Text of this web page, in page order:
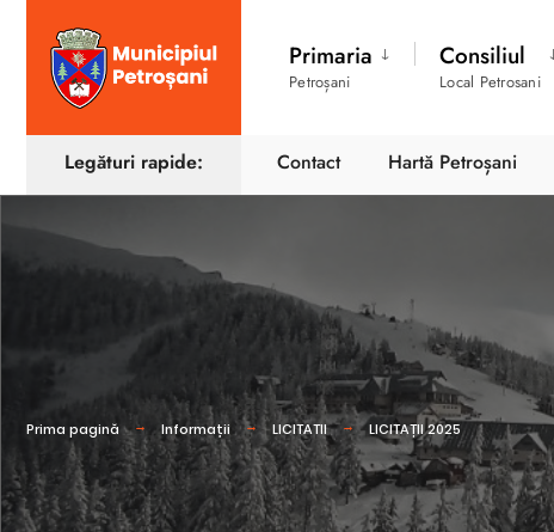
Primaria
Petroșani
Consiliul
Local Petrosani
Legături rapide: Contact Hartă Petroșani
Prima pagină Informații LICITATII LICITAȚII 2025